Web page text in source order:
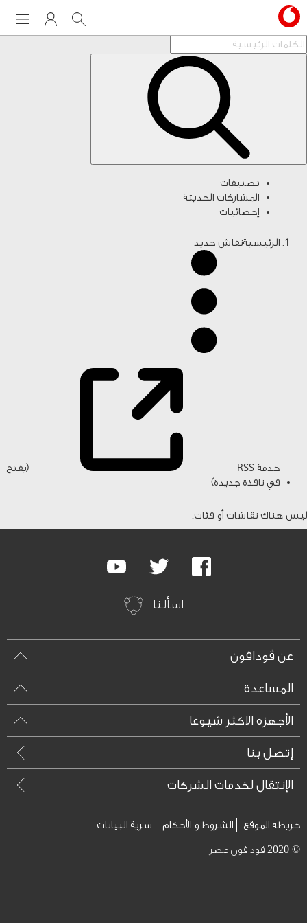
My VodafoneSearch
تصنيفات
المشاركات الحديثة
إحصائيات
الرئيسيةنقاش جديد
خدمة RSS
(يفتح
في نافذة جديدة)
ليس هناك نقاشات أو فئات.
Facebook
Twitter
Youtube
اسألنا
عن ڤودافون
المساعدة
الأجهزه الاكثر شيوعا
إتصل بنا
الإنتقال لخدمات الشركات
خريطه الموقع الشروط و الأحكام سرية البيانات
© 2020 ڤودافون مصر